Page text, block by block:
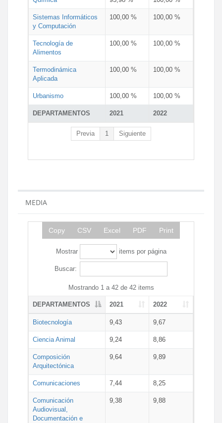
DEPARTAMENTOS 2021 2022
Sistemas Informáticos
y Computación
100,00 % 100,00 %
Tecnología de
Alimentos
100,00 % 100,00 %
Termodinámica
Aplicada
100,00 % 100,00 %
Urbanismo 100,00 % 100,00 %
Previa 1 Siguiente
MEDIA
Copy CSV Excel PDF Print
Mostrar items por página
Buscar:
Mostrando 1 a 42 de 42 items
DEPARTAMENTOS 2021 2022
Biotecnología 9,43 9,67
Ciencia Animal 9,24 8,86
Composición
Arquitectónica
9,64 9,89
Comunicaciones 7,44 8,25
Comunicación
Audiovisual,
Documentación e
9,38 9,88